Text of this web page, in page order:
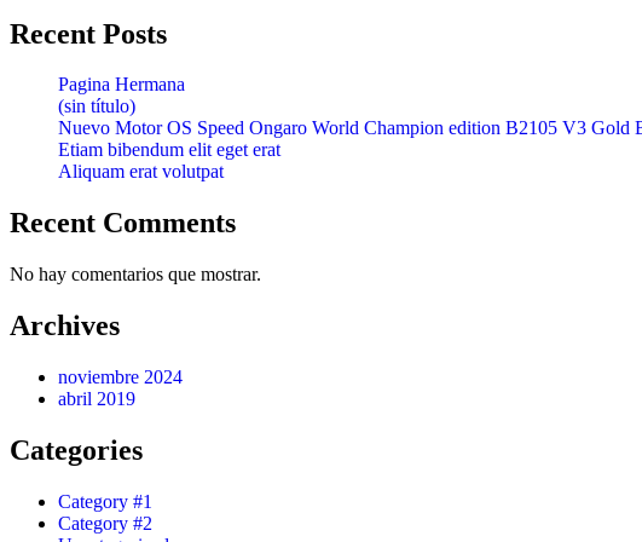
Recent Posts
Pagina Hermana
(sin título)
Nuevo Motor OS Speed Ongaro World Champion edition B2105 V3 Gold
Etiam bibendum elit eget erat
Aliquam erat volutpat
Recent Comments
No hay comentarios que mostrar.
Archives
noviembre 2024
abril 2019
Categories
Category #1
Category #2